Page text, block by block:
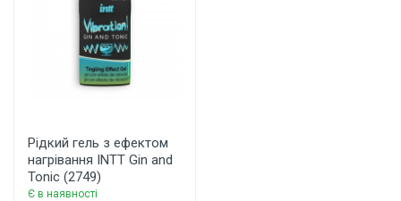
Рідкий гель з ефектом
нагрівання INTT Gin and
Tonic (2749)
Є в наявності